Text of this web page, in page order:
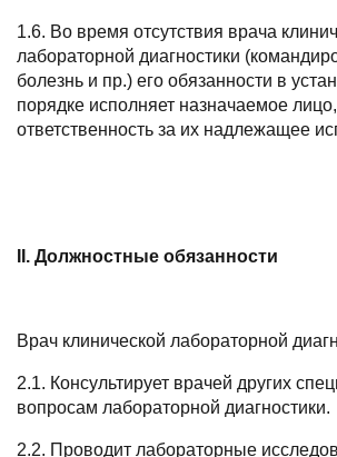
1.6. Во время отсутствия врача
лабораторной диагностики
болезнь и пр.) его обязанности в
порядке исполняет назначаемое
ответственность за их надлежащее
I. Должностные обязанности
Врач клинической лабораторной
2.1. Консультирует врачей других
вопросам лабораторной диагностики.
2.2. Проводит лабораторные